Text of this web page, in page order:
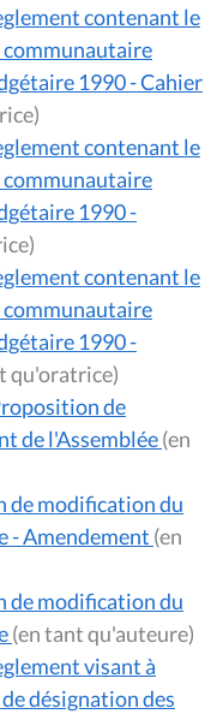
contenant le
communautaire
1990 - Cahier
contenant le
communautaire
1990 -
contenant le
communautaire
1990 -
(en tant qu'oratrice)
de
de l'Assemblée(en
de modification du
- Amendement (en
de modification du
(en tant qu'auteure)
visant à
désignation des